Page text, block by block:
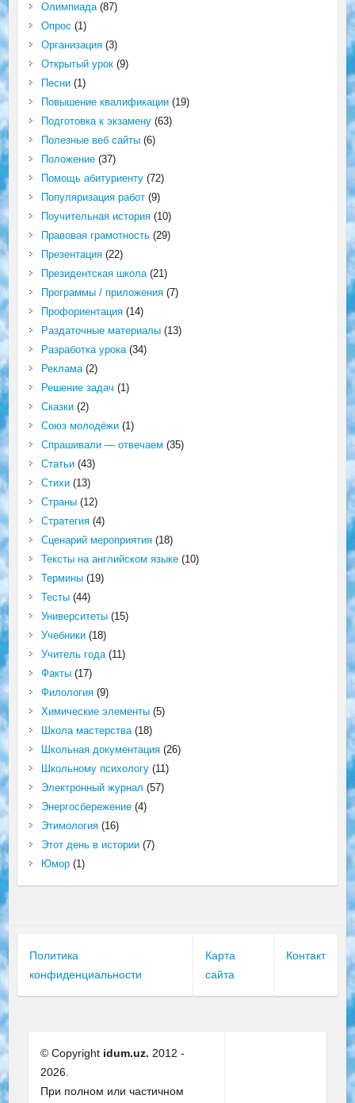
Олимпиада(87)
Опрос (1)
Организация(3)
Открытый урок(9)
Песни(1)
Повышение квалификации(19)
Подготовка к экзамену(63)
Полезные веб сайты(6)
Положение(37)
Помощь абитуриенту(72)
Популяризация работ(9)
Поучительная история(10)
Правовая грамотность(29)
Презентация(22)
Президентская школа(21)
Программы / приложения(7)
Профориентация(14)
Раздаточные материалы(13)
Разработка урока(34)
Реклама(2)
Решение задач (1)
Сказки(2)
Союз молодёжи(1)
Спрашивали — отвечаем (35)
Статьи(43)
Стихи(13)
Страны(12)
Стратегия(4)
Сценарий мероприятия(18)
Тексты на английском языке(10)
Термины(19)
Тесты(44)
Университеты(15)
Учебники(18)
Учитель года(11)
Факты(17)
Филология(9)
Химические элементы(5)
Школа мастерства(18)
Школьная документация(26)
Школьному психологу(11)
Электронный журнал (57)
Энергосбережение(4)
Этимология(16)
Этот день в истории(7)
Юмор(1)
Политика
конфиденциальности
Карта
сайта
Контакт
© Copyright idum.uz. 2012 -
2026.
При полном или частичном